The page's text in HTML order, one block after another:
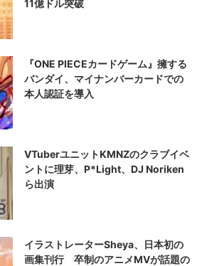
11億ドル突破
『ONE PIECEカードゲーム』擁する
バンダイ、マイナンバーカードでの
本人認証を導入
VTuberユニットKMNZのクラブイベ
ントに理芽、P*Light、DJ Noriken
ら出演
イラストレーターSheya、日本初の
画集刊行 卒制のアニメMVが話題の